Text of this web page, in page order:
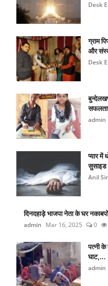
Desk
ग्राम
और
Desk
admin
प्यार
Anil
दिनदहाड़े भाजपा नेता के घर
admin Mar 16, 2025 0
पत्नी के
घाट,...
admin